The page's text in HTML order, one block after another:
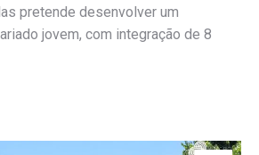
pretende desenvolver um
jovem, com integração de 8